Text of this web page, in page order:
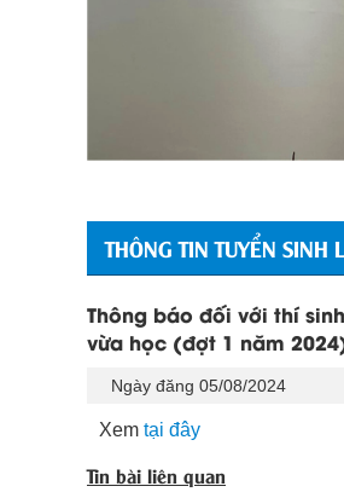
THÔNG TIN TUYỂN SINH
Thông báo đối với thí
vừa học (đợt 1 năm
Ngày đăng 05/08/2024
Xem tại đây
Tin bài liên quan